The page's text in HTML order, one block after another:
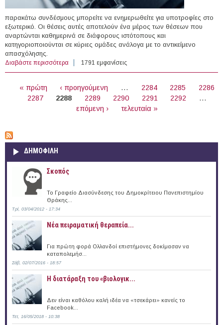
παρακάτω συνδέσμους μπορείτε να ενημερωθείτε για υποτροφίες στο
εξωτερικό. Οι θέσεις αυτές αποτελούν ένα μέρος των θέσεων που
αναρτώνται καθημερινά σε διάφορους ιστότοπους και
κατηγοριοποιούνται σε κύριες ομάδες ανάλογα με το αντικείμενο
απασχόλησης.
Διαβάστε περισσότερα για 70 Υποτροφίες στο εξωτερικό (05/02/2018)
1791 εμφανίσεις
« πρώτη ‹ προηγούμενη … 2284 2285
2286
2287
2288 2289 2290 2291 2292
…
επόμενη ›
τελευταία »
ΔΗΜΟΦΙΛΗ
Σκοπός
Το Γραφείο Διασύνδεσης του Δημοκρίτειου Πανεπιστημίου
Θράκης...
Τρί, 03/04/2012 - 17:34
Νέα πειραματική θεραπεία...
Για πρώτη φορά Ολλανδοί επιστήμονες δοκίμασαν να
καταπολεμήσ...
Σάβ, 02/07/2016 - 18:57
Η διατάραξη του «βιολογικ...
Δεν είναι καθόλου καλή ιδέα να «τσεκάρει» κανείς το
Facebook...
Τετ, 16/05/2018 - 10:38